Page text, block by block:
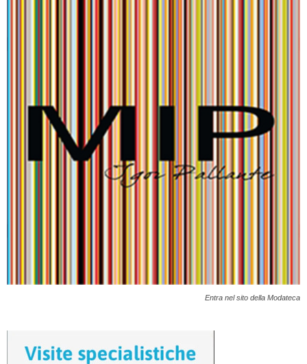
Entra nel sito della Modateca